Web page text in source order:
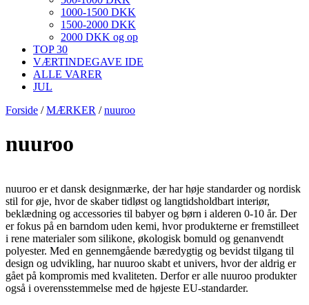
1000-1500 DKK
1500-2000 DKK
2000 DKK og op
TOP 30
VÆRTINDEGAVE IDE
ALLE VARER
JUL
Forside /MÆRKER /nuuroo
nuuroo
nuuroo er et dansk designmærke, der har høje standarder og nordisk
stil for øje, hvor de skaber tidløst og langtidsholdbart interiør,
beklædning og accessories til babyer og børn i alderen 0-10 år. Der
er fokus på en barndom uden kemi, hvor produkterne er fremstilleet
i rene materialer som silikone, økologisk bomuld og genanvendt
polyester. Med en gennemgående bæredygtig og bevidst tilgang til
design og udvikling, har nuuroo skabt et univers, hvor der aldrig er
gået på kompromis med kvaliteten. Derfor er alle nuuroo produkter
også i overensstemmelse med de højeste EU-standarder.